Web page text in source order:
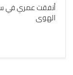
أنفقت عمري في
الهوى